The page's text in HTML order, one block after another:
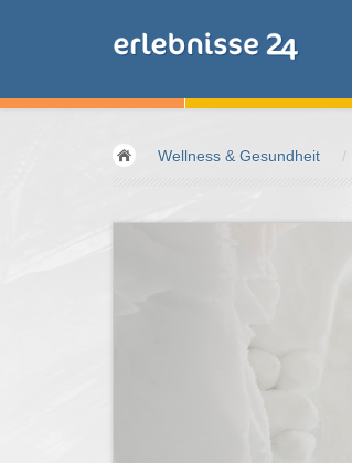
Wellness & Gesundheit /